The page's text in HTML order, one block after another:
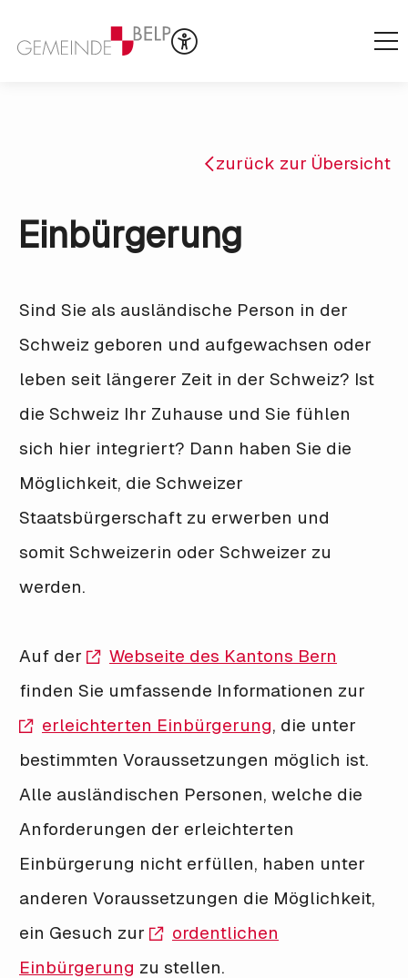
zurück zur Übersicht
Einbürgerung
Sind Sie als ausländische Person in der
Schweiz geboren und aufgewachsen oder
leben seit längerer Zeit in der Schweiz? Ist
die Schweiz Ihr Zuhause und Sie fühlen
sich hier integriert? Dann haben Sie die
Möglichkeit, die Schweizer
Staatsbürgerschaft zu erwerben und
somit Schweizerin oder Schweizer zu
werden.
Auf der
Webseite des Kantons Bern
finden Sie umfassende Informationen zur
erleichterten Einbürgerung, die unter
bestimmten Voraussetzungen möglich ist.
Alle ausländischen Personen, welche die
Anforderungen der erleichterten
Einbürgerung nicht erfüllen, haben unter
anderen Voraussetzungen die Möglichkeit,
ein Gesuch zur
ordentlichen
Einbürgerung zu stellen.